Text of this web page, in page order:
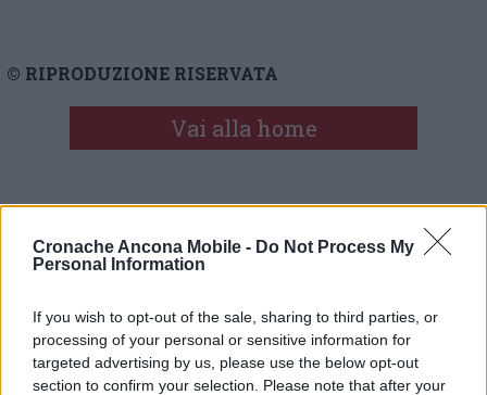
Cronache Ancona Mobile - Do Not Process My
Personal Information
If you wish to opt-out of the sale, sharing to third parties, or
processing of your personal or sensitive information for
targeted advertising by us, please use the below opt-out
section to confirm your selection. Please note that after your
© RIPRODUZIONE RISERVATA
Vai alla home
Commenti
Nessun commento presente